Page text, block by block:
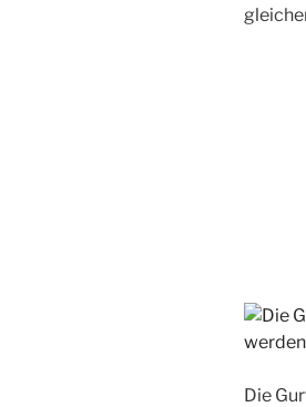
Die